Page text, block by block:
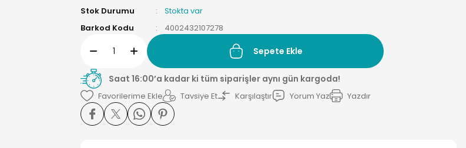
Stok Durumu
Stokta var
Barkod Kodu
4002432107278
Sepete Ekle
Saat 16:00’a kadar ki tüm siparişler aynı gün kargoda!
Tavsiye Et Karşılaştır Yorum Yaz Yazdır